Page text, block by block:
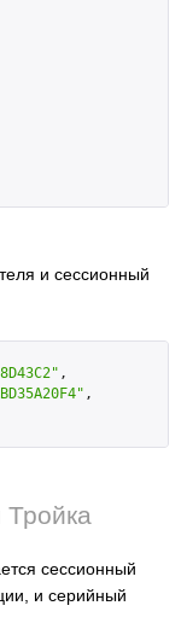
и сессионный
,
,
сессионный
и серийный